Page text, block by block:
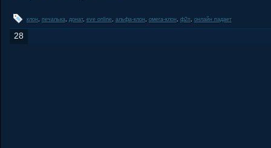
клон, печалька, донат, eve online, альфа-клон, омега-клон, ф2п, онлайн падает
28